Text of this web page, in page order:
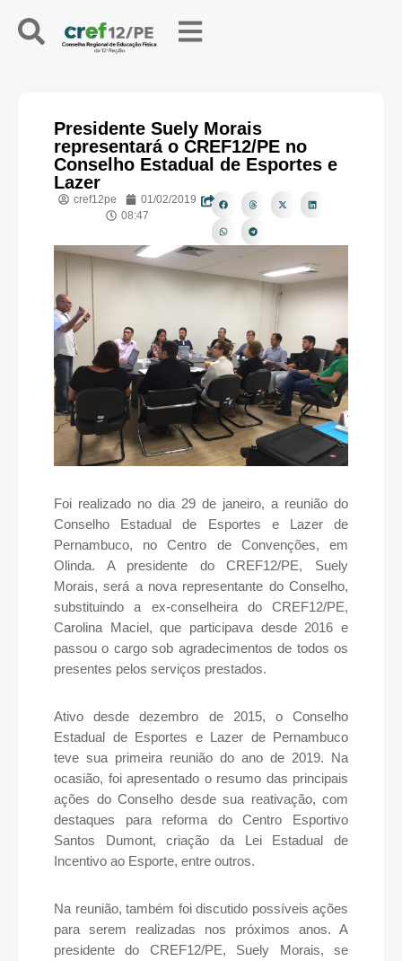
Presidente Suely Morais
representará o CREF12/PE no
Conselho Estadual de Esportes e
Lazer
cref12pe
01/02/2019
08:47
Foi realizado no dia 29 de janeiro, a reunião do
Conselho Estadual de Esportes e Lazer de
Pernambuco, no Centro de Convenções, em
Olinda. A presidente do CREF12/PE, Suely
Morais, será a nova representante do Conselho,
substituindo a ex-conselheira do CREF12/PE,
Carolina Maciel, que participava desde 2016 e
passou o cargo sob agradecimentos de todos os
presentes pelos serviços prestados.
Ativo desde dezembro de 2015, o Conselho
Estadual de Esportes e Lazer de Pernambuco
teve sua primeira reunião do ano de 2019. Na
ocasião, foi apresentado o resumo das principais
ações do Conselho desde sua reativação, com
destaques para reforma do Centro Esportivo
Santos Dumont, criação da Lei Estadual de
Incentivo ao Esporte, entre outros.
Na reunião, também foi discutido possíveis ações
para serem realizadas nos próximos anos. A
presidente do CREF12/PE, Suely Morais, se